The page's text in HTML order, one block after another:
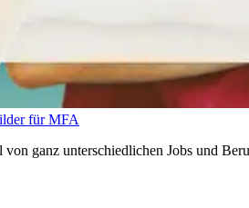
für MFA
ganz unterschiedlichen Jobs und